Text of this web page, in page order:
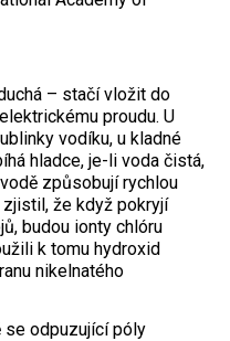
– stačí vložit do
proudu. U
vodíku, u kladné
hladce, je-li voda čistá,
způsobují rychlou
zjistil, že když pokryjí
budou ionty chlóru
k tomu hydroxid
nikelnatého
se odpuzující póly